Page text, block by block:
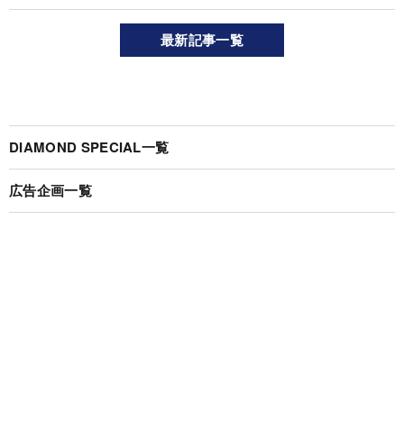
最新記事一覧
DIAMOND SPECIAL一覧
広告企画一覧